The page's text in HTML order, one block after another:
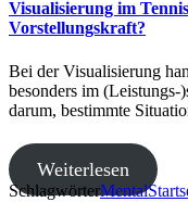
Visualisierung im
Vorstellungskraft?
Bei der Visualisierung
besonders im
darum, bestimmte
Weiterlesen
SchlagwörterMental